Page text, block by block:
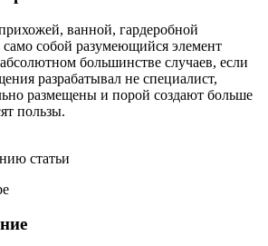
ванной, гардеробной
собой разумеющийся элемент
большинстве случаев, если
разрабатывал не специалист,
размещены и порой создают больше
пользы.
статьи